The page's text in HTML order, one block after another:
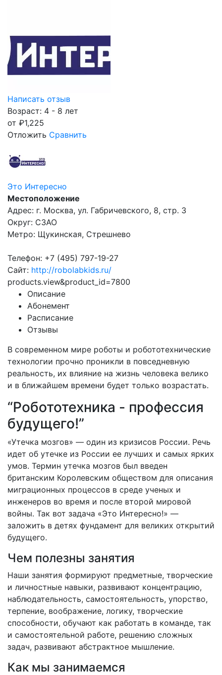
Написать отзыв
Возраст: 4 - 8 лет
от ₽1,225
Отложить Сравнить
Это Интересно
Местоположение
Адрес: г. Москва, ул. Габричевского, 8, стр. 3
Округ: СЗАО
Метро: Щукинская, Стрешнево
Телефон: +7 (495) 797-19-27
Сайт: http://robolabkids.ru/
products.view&product_id=7800
Описание
Абонемент
Расписание
Отзывы
В современном мире роботы и робототехнические
технологии прочно проникли в повседневную
реальность, их влияние на жизнь человека велико
и в ближайшем времени будет только возрастать.
“Робототехника - профессия
будущего!”
«Утечка мозгов» — один из кризисов России. Речь
идет об утечке из России ее лучших и самых ярких
умов. Термин утечка мозгов был введен
британским Королевским обществом для описания
миграционных процессов в среде ученых и
инженеров во время и после второй мировой
войны. Так вот задача «Это Интересно!» —
заложить в детях фундамент для великих открытий
будущего.
Чем полезны занятия
Наши занятия формируют предметные, творческие
и личностные навыки, развивают концентрацию,
наблюдательность, самостоятельность, упорство,
терпение, воображение, логику, творческие
способности, обучают как работать в команде, так
и самостоятельной работе, решению сложных
задач, развивают абстрактное мышление.
Как мы занимаемся